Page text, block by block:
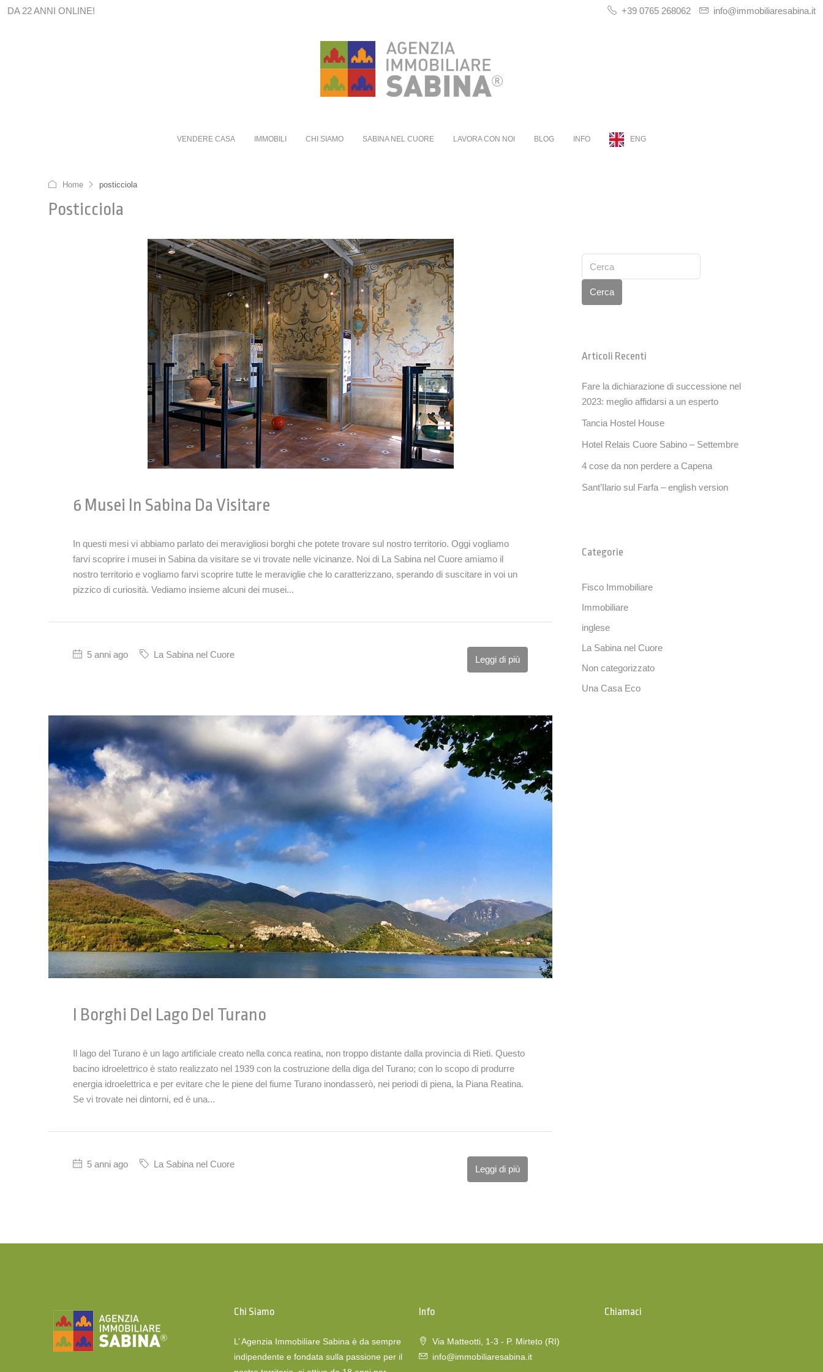
DA 22 ANNI ONLINE! +39 0765 268062 info@immobiliaresabina.it
VENDERE CASA IMMOBILI CHI SIAMO SABINA NEL CUORE LAVORA CON NOI BLOG INFO ENG
Home posticciola
Posticciola
6 Musei In Sabina Da Visitare
In questi mesi vi abbiamo parlato dei meravigliosi borghi che potete trovare sul nostro territorio. Oggi vogliamo
farvi scoprire i musei in Sabina da visitare se vi trovate nelle vicinanze. Noi di La Sabina nel Cuore amiamo il
nostro territorio e vogliamo farvi scoprire tutte le meraviglie che lo caratterizzano, sperando di suscitare in voi un
pizzico di curiosità. Vediamo insieme alcuni dei musei...
5 anni ago La Sabina nel Cuore Leggi di più
I Borghi Del Lago Del Turano
Il lago del Turano è un lago artificiale creato nella conca reatina, non troppo distante dalla provincia di Rieti. Questo
bacino idroelettrico è stato realizzato nel 1939 con la costruzione della diga del Turano; con lo scopo di produrre
energia idroelettrica e per evitare che le piene del fiume Turano inondasserò, nei periodi di piena, la Piana Reatina.
Se vi trovate nei dintorni, ed è una...
5 anni ago La Sabina nel Cuore Leggi di più
Cerca
Articoli Recenti
Fare la dichiarazione di successione nel
2023: meglio affidarsi a un esperto
Tancia Hostel House
Hotel Relais Cuore Sabino – Settembre
4 cose da non perdere a Capena
Sant’Ilario sul Farfa – english version
Categorie
Fisco Immobiliare
Immobiliare
inglese
La Sabina nel Cuore
Non categorizzato
Una Casa Eco
Chi Siamo
L’ Agenzia Immobiliare Sabina è da sempre
indipendente e fondata sulla passione per il
Info
Via Matteotti, 1-3 - P. Mirteto (RI)
info@immobiliaresabina.it
Chiamaci